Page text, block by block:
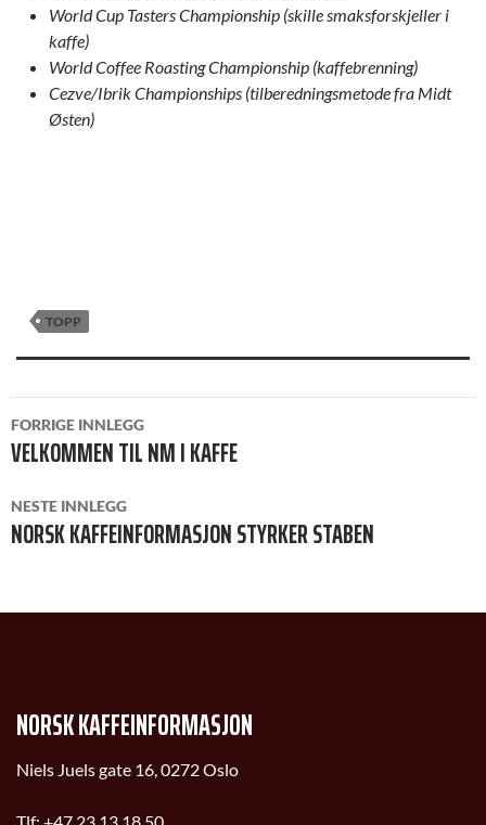
World Cup Tasters Championship (skille smaksforskjeller i
kaffe)
World Coffee Roasting Championship (kaffebrenning)
Cezve/Ibrik Championships (tilberedningsmetode fra Midt
Østen)
TOPP
INNLEGGSNAVIGASJON
FORRIGE INNLEGG
VELKOMMEN TIL NM I KAFFE
NESTE INNLEGG
NORSK KAFFEINFORMASJON STYRKER STABEN
NORSK KAFFEINFORMASJON
Niels Juels gate 16, 0272 Oslo